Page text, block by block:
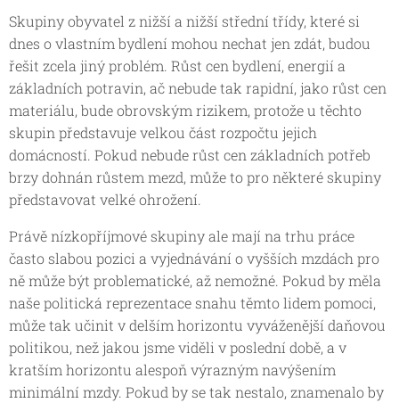
Skupiny obyvatel z nižší a nižší střední třídy, které si
dnes o vlastním bydlení mohou nechat jen zdát, budou
řešit zcela jiný problém. Růst cen bydlení, energií a
základních potravin, ač nebude tak rapidní, jako růst cen
materiálu, bude obrovským rizikem, protože u těchto
skupin představuje velkou část rozpočtu jejich
domácností. Pokud nebude růst cen základních potřeb
brzy dohnán růstem mezd, může to pro některé skupiny
představovat velké ohrožení.
Právě nízkopříjmové skupiny ale mají na trhu práce
často slabou pozici a vyjednávání o vyšších mzdách pro
ně může být problematické, až nemožné. Pokud by měla
naše politická reprezentace snahu těmto lidem pomoci,
může tak učinit v delším horizontu vyváženější daňovou
politikou, než jakou jsme viděli v poslední době, a v
kratším horizontu alespoň výrazným navýšením
minimální mzdy. Pokud by se tak nestalo, znamenalo by